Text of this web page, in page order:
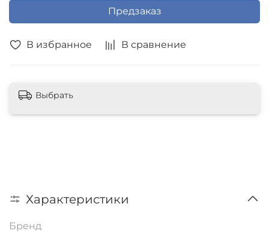
В избранное В сравнение
Предзаказ
Выбрать
Характеристики
Бренд